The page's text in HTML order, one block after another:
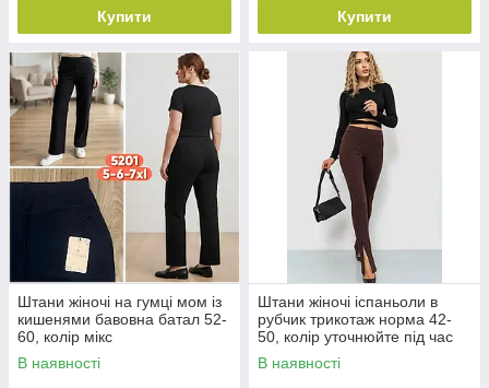
Купити Купити
Штани жіночі на гумці мом із
кишенями бавовна батал 52-
60, колір мікс
В наявності
Штани жіночі іспаньоли в
рубчик трикотаж норма 42-
50, колір уточнюйте під час
замовлення
В наявності